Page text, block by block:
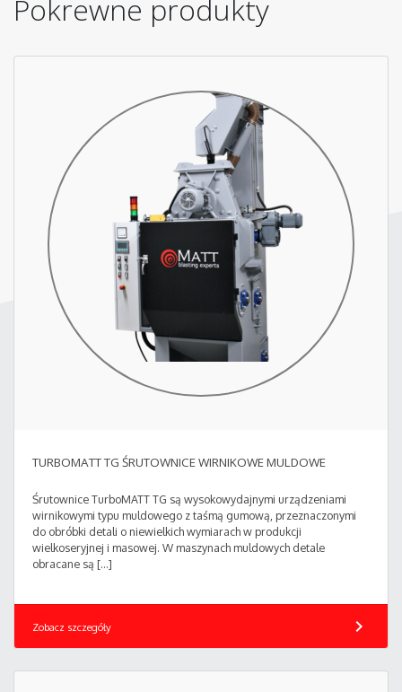
Pokrewne produkty
TURBOMATT TG ŚRUTOWNICE WIRNIKOWE MULDOWE
Śrutownice TurboMATT TG są wysokowydajnymi urządzeniami
wirnikowymi typu muldowego z taśmą gumową, przeznaczonymi
do obróbki detali o niewielkich wymiarach w produkcji
wielkoseryjnej i masowej. W maszynach muldowych detale
obracane są […]
Zobacz szczegóły chevron_right